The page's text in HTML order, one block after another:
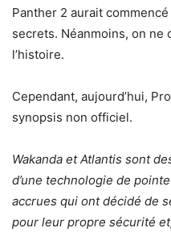
Panther 2 aurait
secrets. Néanmoins, on
l’histoire.
Cependant, aujourd’hui,
synopsis non officiel.
Wakanda et Atlantis sont
d’une technologie de
accrues qui ont décidé de
pour leur propre sécurité